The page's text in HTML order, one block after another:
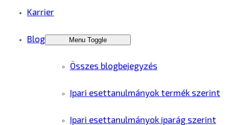
Karrier
Blog Menu Toggle
Összes blogbejegyzés
Ipari esettanulmányok termék szerint
Ipari esettanulmányok iparág szerint